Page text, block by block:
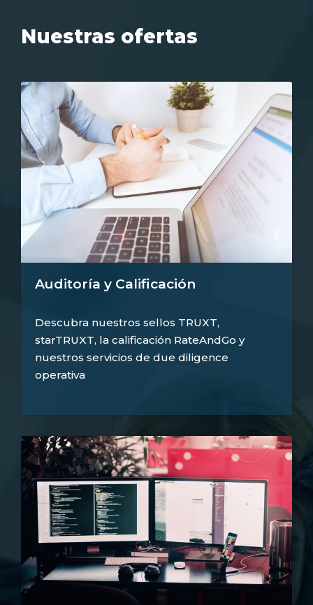
Nuestras ofertas
Auditoría y Calificación
Descubra nuestros sellos TRUXT,
starTRUXT, la calificación RateAndGo y
nuestros servicios de due diligence
operativa